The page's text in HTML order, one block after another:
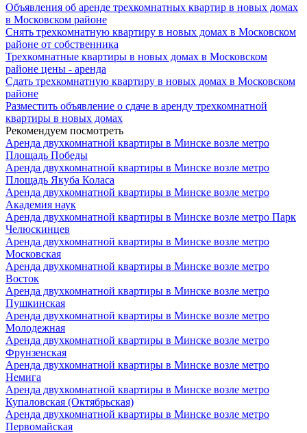
Объявления об аренде трехкомнатных квартир в новых домах
в Московском районе
Снять трехкомнатную квартиру в новых домах в Московском
районе от собственника
Трехкомнатные квартиры в новых домах в Московском
районе цены - аренда
Сдать трехкомнатную квартиру в новых домах в Московском
районе
Разместить объявление о сдаче в аренду трехкомнатной
квартиры в новых домах
Рекомендуем посмотреть
Аренда двухкомнатной квартиры в Минске возле метро
Площадь Победы
Аренда двухкомнатной квартиры в Минске возле метро
Площадь Якуба Коласа
Аренда двухкомнатной квартиры в Минске возле метро
Академия наук
Аренда двухкомнатной квартиры в Минске возле метро Парк
Челюскинцев
Аренда двухкомнатной квартиры в Минске возле метро
Московская
Аренда двухкомнатной квартиры в Минске возле метро
Восток
Аренда двухкомнатной квартиры в Минске возле метро
Пушкинская
Аренда двухкомнатной квартиры в Минске возле метро
Молодежная
Аренда двухкомнатной квартиры в Минске возле метро
Фрунзенская
Аренда двухкомнатной квартиры в Минске возле метро
Немига
Аренда двухкомнатной квартиры в Минске возле метро
Купаловская (Октябрьская)
Аренда двухкомнатной квартиры в Минске возле метро
Первомайская